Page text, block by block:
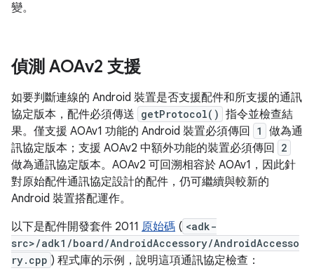
變。
偵測 AOAv2 支援
如要判斷連線的 Android 裝置是否支援配件和所支援的通訊
協定版本，配件必須傳送 getProtocol() 指令並檢查結
果。僅支援 AOAv1 功能的 Android 裝置必須傳回
1
做為通
訊協定版本；支援 AOAv2 中額外功能的裝置必須傳回
2
做為通訊協定版本。AOAv2 可回溯相容於 AOAv1，因此針
對原始配件通訊協定設計的配件，仍可繼續與較新的
Android 裝置搭配運作。
以下是配件開發套件 2011 原始碼 ( <adk-
src>/adk1/board/AndroidAccessory/AndroidAccesso
ry.cpp ) 程式庫的示例，說明這項通訊協定檢查：